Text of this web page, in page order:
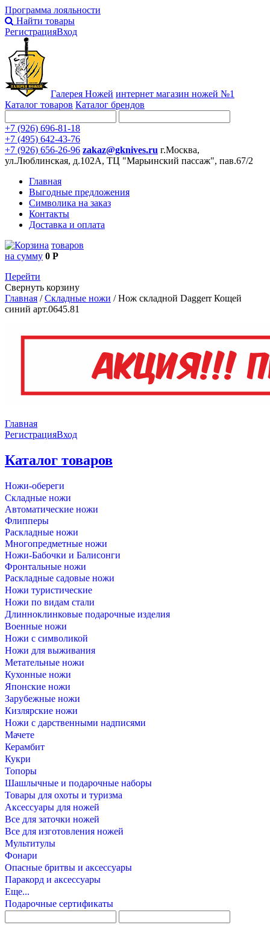
Программа лояльности
Найти товары
РегистрацияВход
Галерея Ножей интернет магазин ножей №1
Каталог товаров Каталог брендов
+7 (926) 696-81-18
+7 (495) 642-43-76
+7 (926) 656-26-96 zakaz@gknives.ru г.Москва,
ул.Люблинская, д.102А, ТЦ "Марьинский пассаж", пав.67/2
Главная
Выгодные предложения
Символика на заказ
Контакты
Доставка и оплата
товаров
на сумму 0 Р
Перейти
Свернуть корзину
Главная /Складные ножи /Нож складной Daggerr Кощей
синий арт.0645.81
Главная
РегистрацияВход
Каталог товаров
Ножи-обереги
Складные ножи
Автоматические ножи
Флипперы
Раскладные ножи
Многопредметные ножи
Ножи-Бабочки и Балисонги
Фронтальные ножи
Раскладные садовые ножи
Ножи туристические
Ножи по видам стали
Длинноклинковые подарочные изделия
Военные ножи
Ножи с символикой
Ножи для выживания
Метательные ножи
Кухонные ножи
Японские ножи
Зарубежные ножи
Кизлярские ножи
Ножи с дарственными надписями
Мачете
Керамбит
Кукри
Топоры
Шашлычные и подарочные наборы
Товары для охоты и туризма
Аксессуары для ножей
Все для заточки ножей
Все для изготовления ножей
Мультитулы
Фонари
Опасные бритвы и аксессуары
Паракорд и аксессуары
Еще...
Подарочные сертификаты